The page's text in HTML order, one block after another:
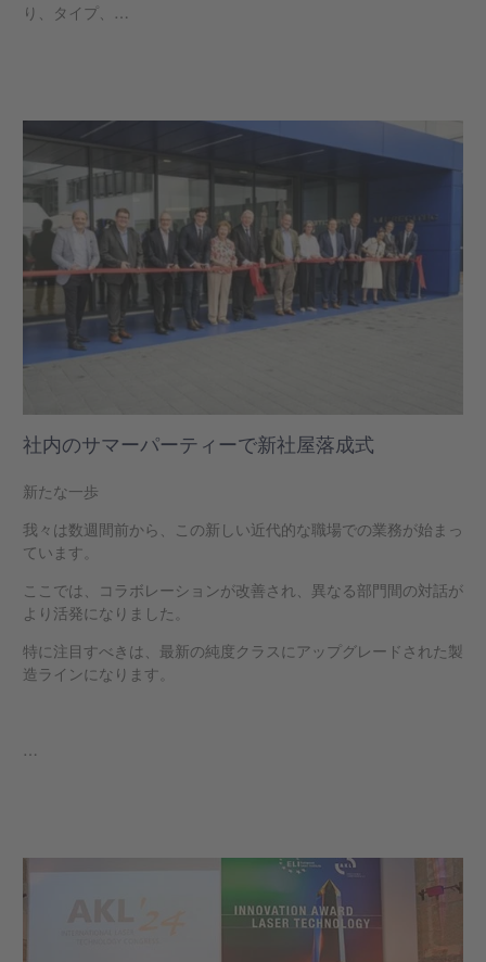
り、タイプ、…
社内のサマーパーティーで新社屋落成式
新たな一歩
我々は数週間前から、この新しい近代的な職場での業務が始まっ
ています。
ここでは、コラボレーションが改善され、異なる部門間の対話が
より活発になりました。
特に注目すべきは、最新の純度クラスにアップグレードされた製
造ラインになります。
…